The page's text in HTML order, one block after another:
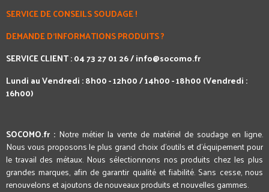
SERVICE DE CONSEILS SOUDAGE !
DEMANDE D'INFORMATIONS PRODUITS ?
SERVICE CLIENT : 04 73 27 01 26 /info@socomo.fr
Lundi au Vendredi : 8h00 - 12h00 / 14h00 - 18h00 (Vendredi :
16h00)
SOCOMO.fr : Notre métier la vente de matériel de soudage en ligne.
Nous vous proposons le plus grand choix d'outils et d'équipement pour
le travail des métaux. Nous sélectionnons nos produits chez les plus
grandes marques, afin de garantir qualité et fiabilité. Sans cesse, nous
renouvelons et ajoutons de nouveaux produits et nouvelles gammes.